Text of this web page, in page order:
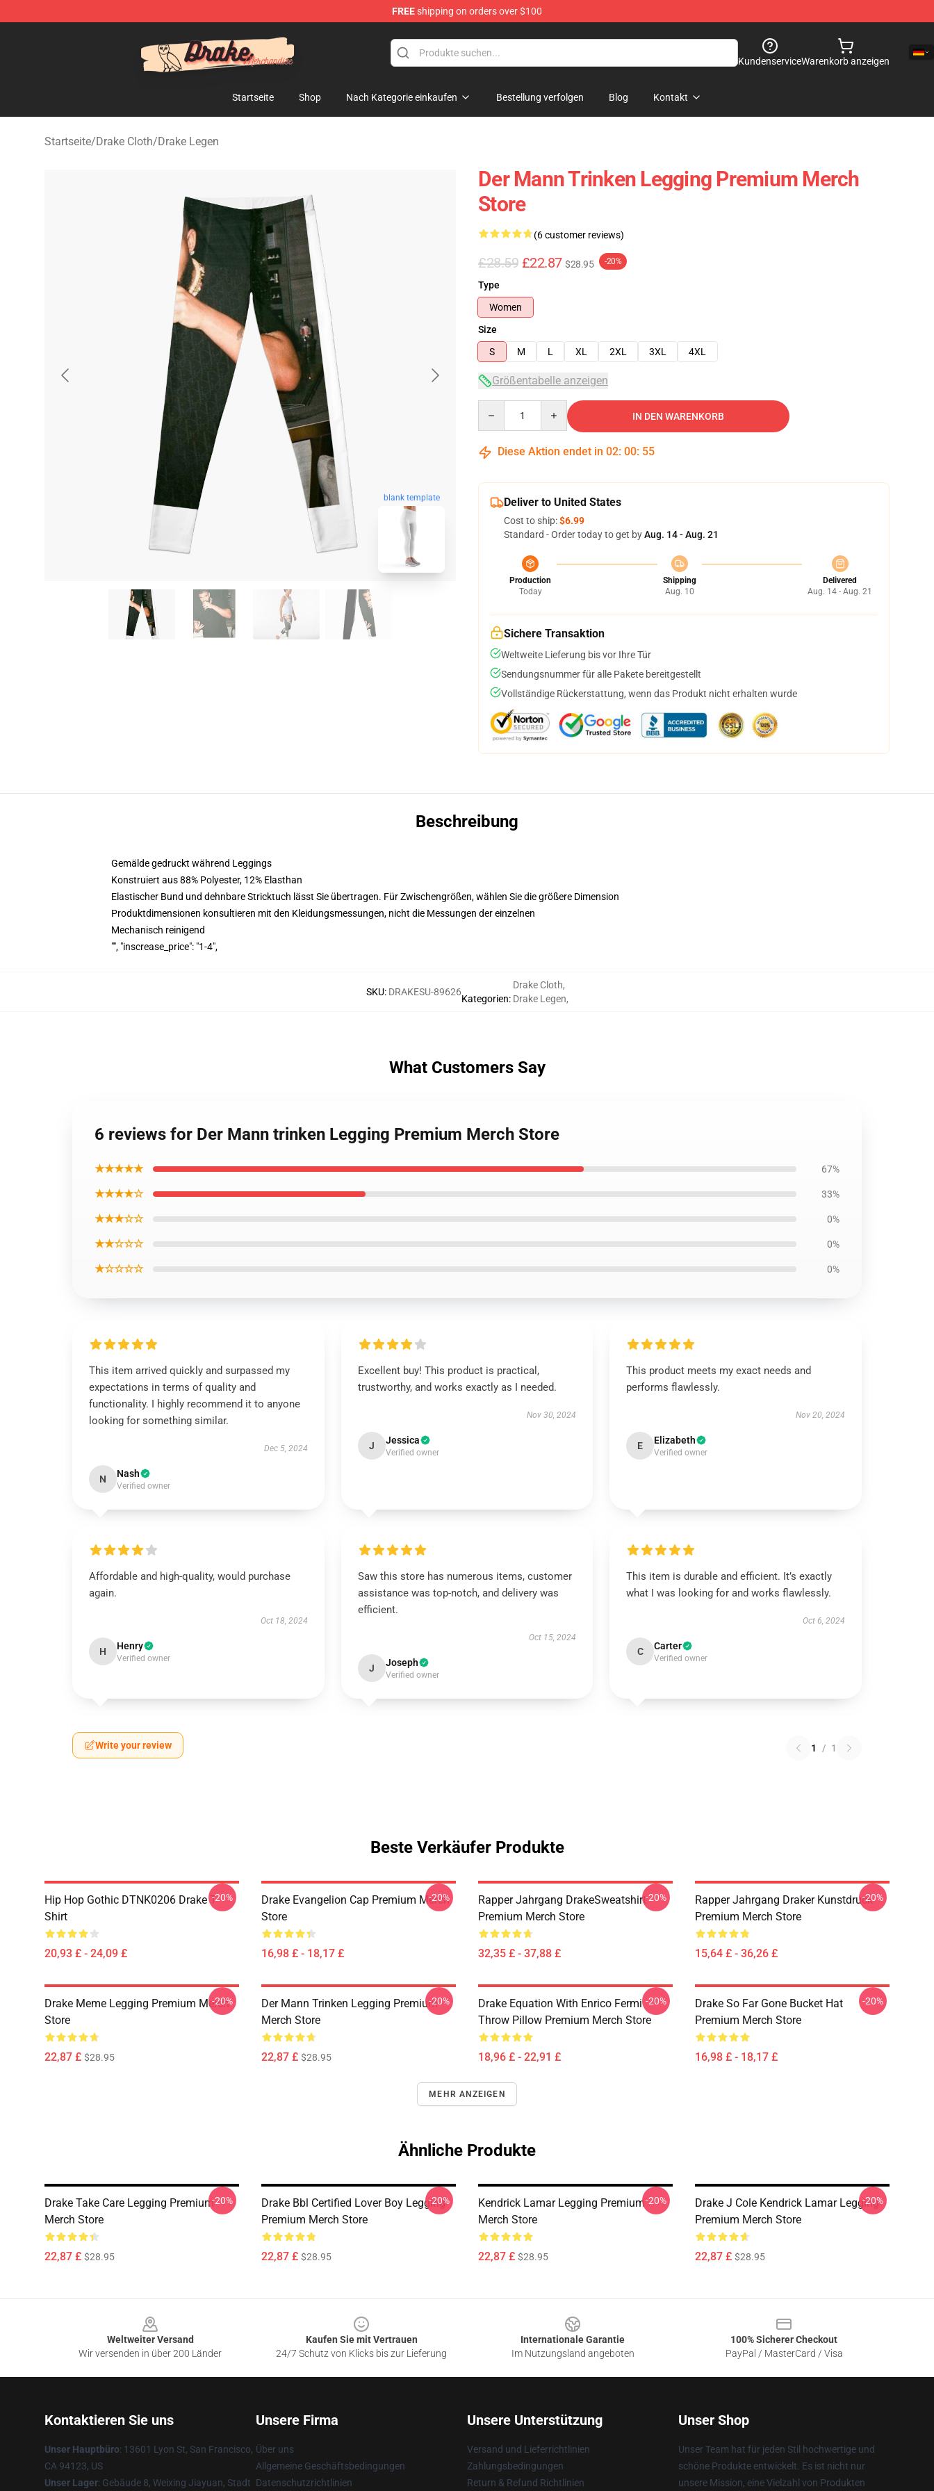
FREEshipping on orders over $100
KundenserviceWarenkorb anzeigen
Startseite Shop Nach Kategorie einkaufen Bestellung verfolgen Blog Kontakt
Startseite/Drake Cloth/Drake Legen
blank template
Der Mann Trinken Legging Premium Merch
Store
(6 customer reviews)
£28.59 £22.87 $28.95 -20%
Type
Women
Size
S
M L XL 2XL 3XL 4XL
Größentabelle anzeigen
IN DEN WARENKORB
Diese Aktion endet in 02: 00: 54
Deliver to United States
Cost to ship:$6.99
Standard - Order today to get byAug. 14 - Aug. 21
Production
Today
Shipping
Aug. 10
Delivered
Aug. 14 - Aug. 21
Sichere Transaktion
Weltweite Lieferung bis vor Ihre Tür
Sendungsnummer für alle Pakete bereitgestellt
Vollständige Rückerstattung, wenn das Produkt nicht erhalten wurde
Beschreibung
Gemälde gedruckt während Leggings
Konstruiert aus 88% Polyester, 12% Elasthan
Elastischer Bund und dehnbare Stricktuch lässt Sie übertragen. Für Zwischengrößen, wählen Sie die größere Dimension
Produktdimensionen konsultieren mit den Kleidungsmessungen, nicht die Messungen der einzelnen
Mechanisch reinigend
"", "inscrease_price": "1-4",
SKU: DRAKESU-89626
Kategorien:
Drake Cloth,
Drake Legen,
What Customers Say
6 reviews for Der Mann trinken Legging Premium Merch Store
★★★★★ 67%
★★★★☆ 33%
★★★☆☆ 0%
★★☆☆☆ 0%
★☆☆☆☆ 0%
This item arrived quickly and surpassed my
expectations in terms of quality and
functionality. I highly recommend it to anyone
looking for something similar.
Dec 5, 2024
N Nash
Verified owner
Excellent buy! This product is practical,
trustworthy, and works exactly as I needed.
Nov 30, 2024
J Jessica
Verified owner
This product meets my exact needs and
performs flawlessly.
Nov 20, 2024
E Elizabeth
Verified owner
Affordable and high-quality, would purchase
again.
Oct 18, 2024
H Henry
Verified owner
Saw this store has numerous items, customer
assistance was top-notch, and delivery was
efficient.
Oct 15, 2024
J Joseph
Verified owner
This item is durable and efficient. It’s exactly
what I was looking for and works flawlessly.
Oct 6, 2024
C Carter
Verified owner
Write your review 1 / 1
Beste Verkäufer Produkte
Hip Hop Gothic DTNK0206 Drake T-
Shirt
20,93 £ - 24,09 £
-20%
Drake Evangelion Cap Premium Merch
Store
16,98 £ - 18,17 £
-20%
Rapper Jahrgang DrakeSweatshirt
Premium Merch Store
32,35 £ - 37,88 £
-20%
Rapper Jahrgang Draker Kunstdruck
Premium Merch Store
15,64 £ - 36,26 £
-20%
Drake Meme Legging Premium Merch
Store
22,87 £ $28.95
-20%
Der Mann Trinken Legging Premium
Merch Store
22,87 £ $28.95
-20%
Drake Equation With Enrico Fermi
Throw Pillow Premium Merch Store
18,96 £ - 22,91 £
-20%
Drake So Far Gone Bucket Hat
Premium Merch Store
16,98 £ - 18,17 £
-20%
MEHR ANZEIGEN
Ähnliche Produkte
Drake Take Care Legging Premium
Merch Store
22,87 £ $28.95
-20%
Drake Bbl Certified Lover Boy Legging
Premium Merch Store
22,87 £ $28.95
-20%
Kendrick Lamar Legging Premium
Merch Store
22,87 £ $28.95
-20%
Drake J Cole Kendrick Lamar Legging
Premium Merch Store
22,87 £ $28.95
-20%
Weltweiter Versand
Wir versenden in über 200 Länder
Kaufen Sie mit Vertrauen
24/7 Schutz von Klicks bis zur Lieferung
Internationale Garantie
Im Nutzungsland angeboten
100% Sicherer Checkout
PayPal / MasterCard / Visa
Kontaktieren Sie uns
Unser Hauptbüro: 13601 Lyon St, San Francisco,
CA 94123, US
Unser Lager: Gebäude 8, Weixing Jiayuan, Stadt
Unsere Firma
Über uns
Allgemeine Geschäftsbedingungen
Datenschutzrichtlinien
Unsere Unterstützung
Versand und Lieferrichtlinien
Zahlungsbedingungen
Return & Refund Richtlinien
Unser Shop
Unser Team hat für jeden Stil hochwertige und
schöne Produkte entwickelt. Es ist nicht nur
unsere Mission, eine Vielzahl von Produkten